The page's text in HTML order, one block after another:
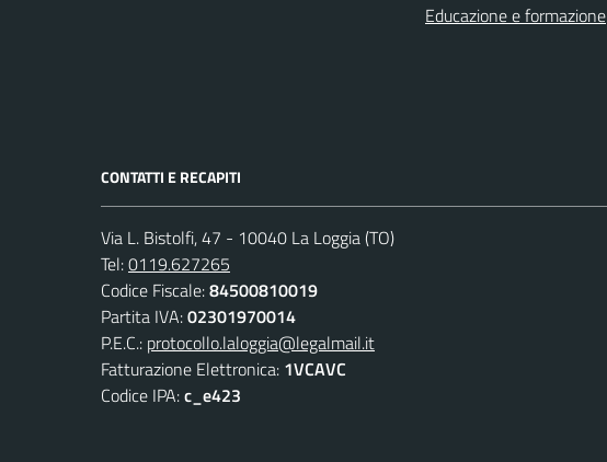
Educazione e formazione
CONTATTI E RECAPITI
Via L. Bistolfi, 47 - 10040 La Loggia (TO)
Tel:0119.627265
Codice Fiscale:84500810019
Partita IVA:02301970014
P.E.C.: protocollo.laloggia@legalmail.it
Fatturazione Elettronica: 1VCAVC
Codice IPA:c_e423